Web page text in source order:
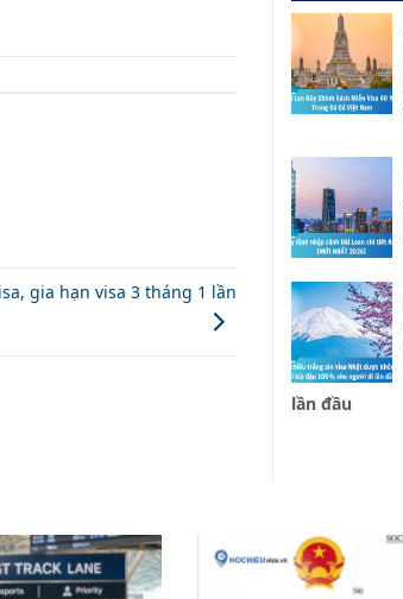
gia hạn visa 3 tháng 1 lần
lần đầu